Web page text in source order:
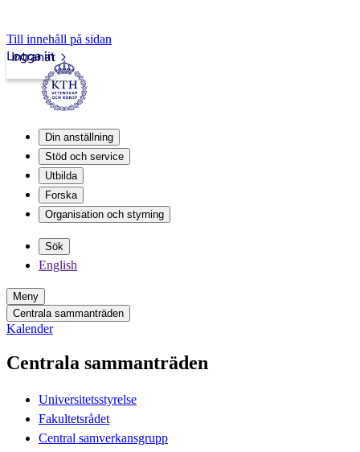
Till innehåll på sidan
Intranät
Logga in
Din anställning
Stöd och service
Utbilda
Forska
Organisation och styrning
Sök
English
Meny
Centrala sammanträden
Kalender
Centrala sammanträden
Universitetsstyrelse
Fakultetsrådet
Central samverkansgrupp